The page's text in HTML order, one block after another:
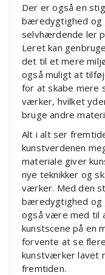
Der er også en
bæredygtighed og
selvhærdende ler
Leret kan
det til et mere
også muligt at
for at skabe mere
værker, hvilket
bruge andre
Alt i alt ser
kunstverdenen
materiale giver
nye teknikker og
værker. Med den
bæredygtighed og
også være med til
kunstscene på en
forvente at se
kunstværker lavet
fremtiden.